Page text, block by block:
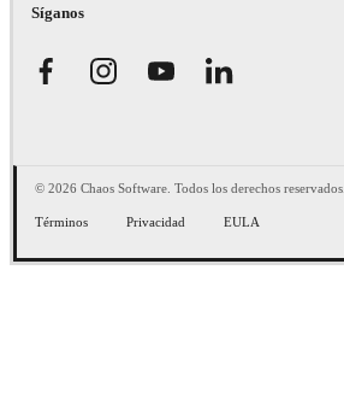
Síganos
© 2026 Chaos Software. Todos los derechos reservados.
Términos Privacidad EULA